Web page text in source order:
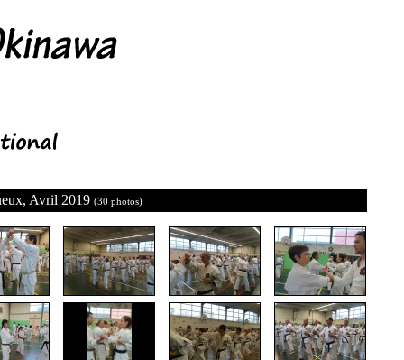
Avril 2019 (30 photos)